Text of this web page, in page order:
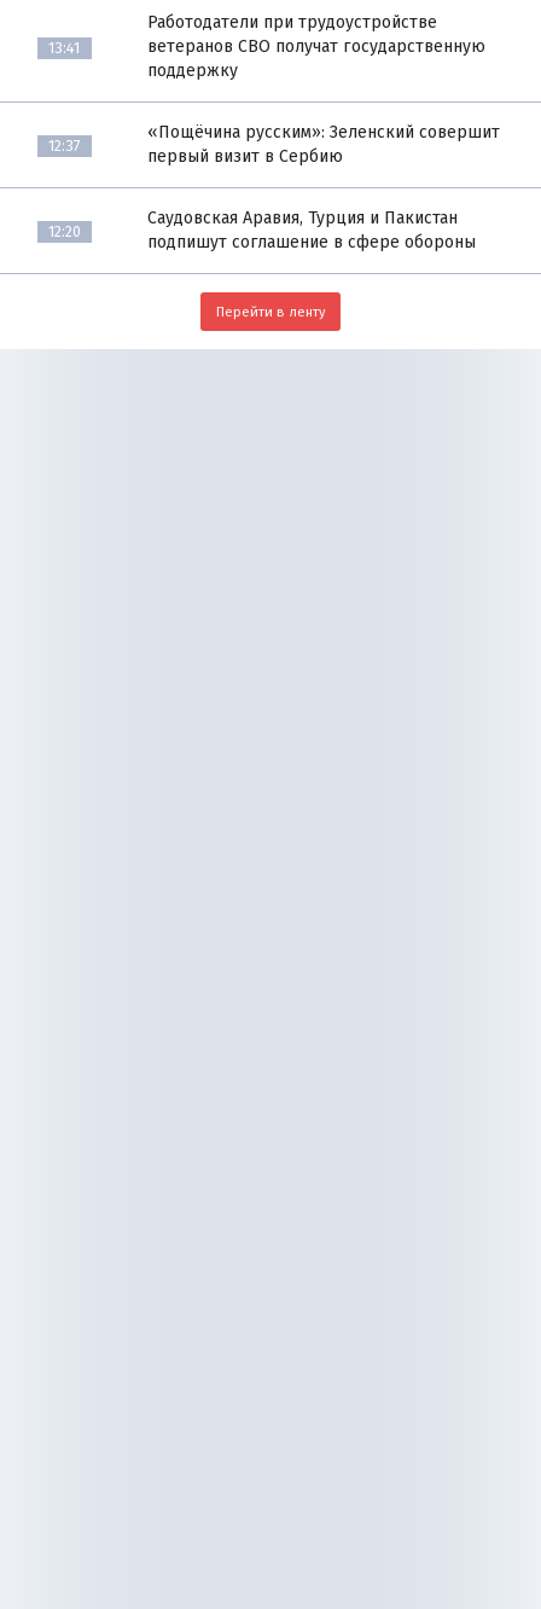
13:41
Работодатели при трудоустройстве
ветеранов СВО получат государственную
поддержку
12:37
«Пощёчина русским»: Зеленский совершит
первый визит в Сербию
12:20
Саудовская Аравия, Турция и Пакистан
подпишут соглашение в сфере обороны
Перейти в ленту